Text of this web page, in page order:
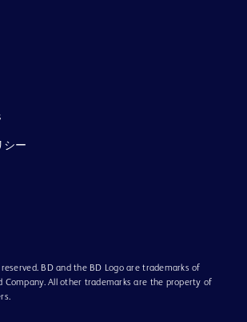
シー
BD and the BD Logo are trademarks of
Company. All other trademarks are the property of